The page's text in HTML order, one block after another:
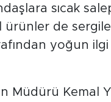
sıcak
ürünler de
yoğun ilgi
Müdürü Kemal